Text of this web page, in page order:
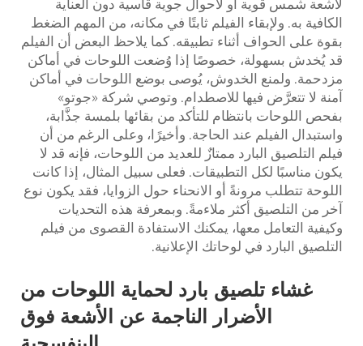
لأشعة شمس قوية أو لأحوال جوية قاسية دون العناية
الكافية به. ولإبقاء الفيلم ثابتًا في مكانه، من المهم الضغط
بقوة على الحواف أثناء تطبيقه. كما يلاحظ البعض أن الفيلم
قد يُخدش بسهولة، خصوصًا إذا وُضعت اللوحات في أماكن
مزدحمة. ولمنع الخدوش، يُوصى بوضع اللوحات في أماكن
آمنة لا تتعرَّض فيها للاصطدام. وتوصي شركة «جوتو»
بفحص اللوحات بانتظام للتأكد من بقائها بلمسة جذَّابة،
واستبدال الفيلم عند الحاجة. وأخيرًا، وعلى الرغم من أن
فيلم التلصيق البارد ممتازٌ للعديد من اللوحات، فإنه قد لا
يكون مناسبًا لكل التطبيقات. فعلى سبيل المثال، إذا كانت
اللوحة تتطلب مرونةً أو الانحناء حول الزوايا، فقد يكون نوع
آخر من التلصيق أكثر ملاءمةً. وبمعرفة هذه التحديات
وكيفية التعامل معها، يمكنك الاستفادة القصوى من فيلم
التلصيق البارد في لوحاتك الإعلانية.
غشاء تلصيق بارد لحماية اللوحات من
الأضرار الناجمة عن الأشعة فوق